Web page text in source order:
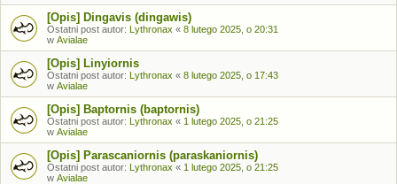
[Opis] Dingavis (dingawis)
Ostatni post autor: Lythronax « 8 lutego 2025, o 20:31
w Avialae
[Opis] Linyiornis
Ostatni post autor: Lythronax « 8 lutego 2025, o 17:43
w Avialae
[Opis] Baptornis (baptornis)
Ostatni post autor: Lythronax « 1 lutego 2025, o 21:25
w Avialae
[Opis] Parascaniornis (paraskaniornis)
Ostatni post autor: Lythronax « 1 lutego 2025, o 21:25
w Avialae